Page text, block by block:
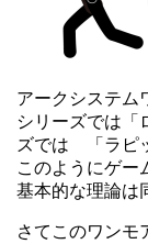
アークシステム
シリーズでは「
ズでは 「ラピ
このようにゲー
基本的な理論は
さてこのワンモ